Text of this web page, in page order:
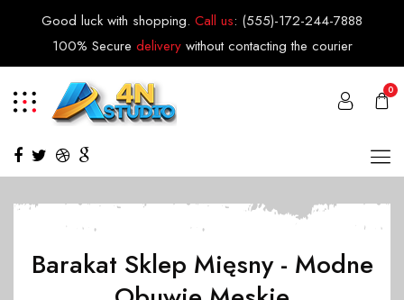
Good luck with shopping. Call us: (555)-172-244-7888
100% Secure deliverywithout contacting the courier
0
Barakat Sklep Mięsny - Modne